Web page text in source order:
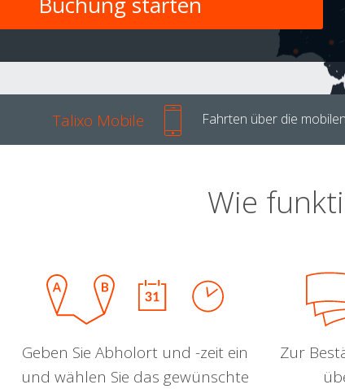
Talixo Mobile Fahrten über die
Wie
Geben Sie Abholort und -zeit ein
und wählen Sie das gewünschte
Zur